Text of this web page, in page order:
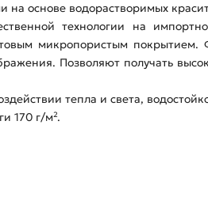
на основе водорастворимых
технологии на
микропористым покрытием.
Позволяют получать
тепла и света,
170 г/м².